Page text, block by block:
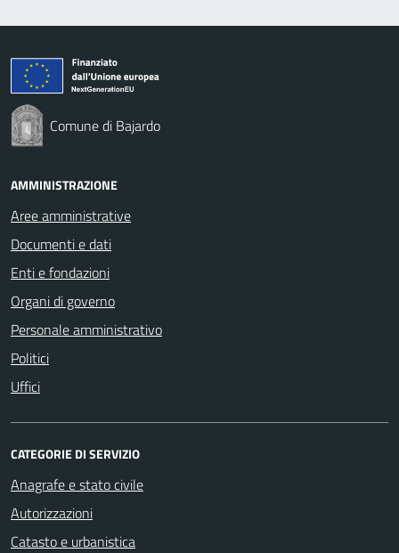
Comune di Bajardo
AMMINISTRAZIONE
Aree amministrative
Documenti e dati
Enti e fondazioni
Organi di governo
Personale amministrativo
Politici
Uffici
CATEGORIE DI SERVIZIO
Anagrafe e stato civile
Autorizzazioni
Catasto e urbanistica